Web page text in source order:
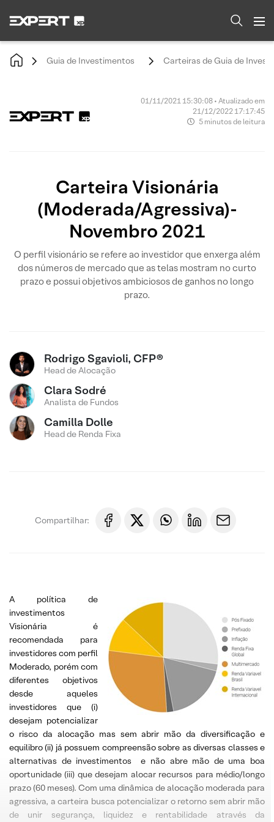
Guia de Investimentos Carteiras de Guia de
01/11/2021 15:30:08 • Atualizado em
21/12/2022 17:17:45
5 minutos de leitura
Carteira Visionária
(Moderada/Agressiva)-
Novembro 2021
O perfil visionário se refere ao investidor que enxerga além
dos números de mercado que as telas mostram no curto
prazo e possui objetivos ambiciosos de ganhos no longo
prazo.
Rodrigo Sgavioli, CFP®
Head de Alocação
Clara Sodré
Analista de Fundos
Camilla Dolle
Head de Renda Fixa
Compartilhar:
A política de
investimentos
Visionária é
recomendada para
investidores com perfil
Moderado, porém com
diferentes objetivos
desde aqueles
investidores que (i)
desejam potencializar
o risco da alocação mas sem abrir mão da diversificação e
equilibro (ii) já possuem compreensão sobre as diversas classes e
alternativas de investimentos e não abre mão de uma boa
oportunidade (iii) que desejam alocar recursos para médio/longo
prazo (60 meses). Com uma dinâmica de alocação moderada para
agressiva, a carteira busca potencializar o retorno sem abrir mão
de unir segurança, liquidez e rentabilidade através da